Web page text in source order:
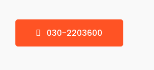
030-2203600